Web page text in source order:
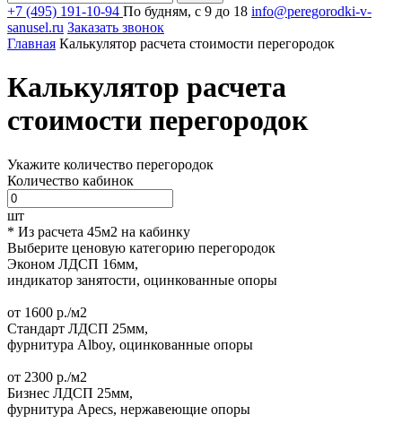
+7 (495) 191-10-94 По будням, с 9 до 18 info@peregorodki-v-
sanusel.ru Заказать звонок
Главная Калькулятор расчета стоимости перегородок
Калькулятор расчета
стоимости перегородок
Укажите количество перегородок
Количество кабинок
шт
* Из расчета 45м2 на кабинку
Выберите ценовую категорию перегородок
Эконом ЛДСП 16мм,
индикатор занятости, оцинкованные опоры
от 1600 р./м2
Стандарт ЛДСП 25мм,
фурнитура Alboy, оцинкованные опоры
от 2300 р./м2
Бизнес ЛДСП 25мм,
фурнитура Apecs, нержавеющие опоры